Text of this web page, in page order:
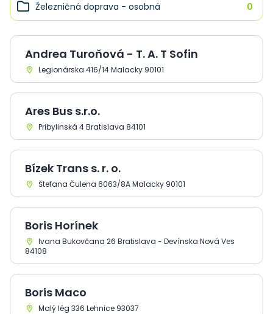
Železničná doprava - osobná 0
Andrea Turoňová - T. A. T Sofin
Legionárska 416/14 Malacky 90101
Ares Bus s.r.o.
Pribylinská 4 Bratislava 84101
Bízek Trans s. r. o.
Štefana Čulena 6063/8A Malacky 90101
Boris Horínek
Ivana Bukovčana 26 Bratislava - Devínska Nová Ves
84108
Boris Maco
Malý lég 336 Lehnice 93037